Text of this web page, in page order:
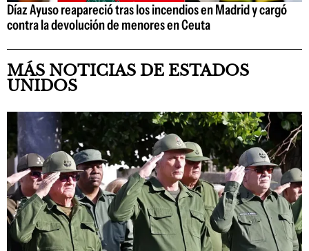
Díaz Ayuso reapareció tras los incendios en Madrid y cargó
contra la devolución de menores en Ceuta
MÁS NOTICIAS DE ESTADOS
UNIDOS